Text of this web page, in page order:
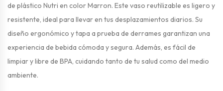
de plástico Nutri en color Marron. Este vaso reutilizable es ligero y
resistente, ideal para llevar en tus desplazamientos diarios. Su
diseño ergonómico y tapa a prueba de derrames garantizan una
experiencia de bebida cómoda y segura. Además, es fácil de
limpiar y libre de BPA, cuidando tanto de tu salud como del medio
ambiente.